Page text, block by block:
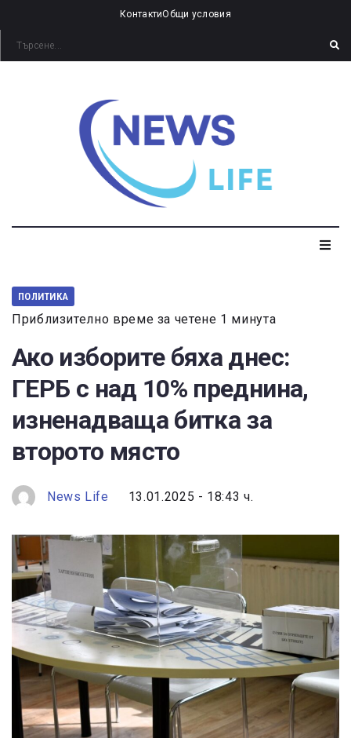
КонтактиОбщи условия
ПОЛИТИКА
Приблизително време за четене 1 минута
Ако изборите бяха днес:
ГЕРБ с над 10% преднина,
изненадваща битка за
второто място
News Life 13.01.2025 - 18:43 ч.